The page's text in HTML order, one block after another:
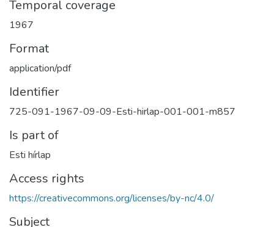
Temporal coverage
1967
Format
application/pdf
Identifier
725-091-1967-09-09-Esti-hirlap-001-001-m857
Is part of
Esti hírlap
Access rights
https://creativecommons.org/licenses/by-nc/4.0/
Subject